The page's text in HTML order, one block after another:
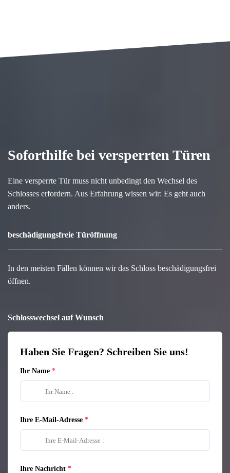
Soforthilfe bei versperrten Türen
Eine versperrte Tür muss nicht unbedingt den Wechsel des
Schlosses erfordern. Aus Erfahrung wissen wir: Es geht auch
anders.
beschädigungsfreie Türöffnung
In den meisten Fällen können wir das Schloss beschädigungsfrei
öffnen.
Schlosswechsel auf Wunsch
Haben Sie Fragen? Schreiben Sie uns!
Ihr Name
Ihre E-Mail-Adresse
Ihre Nachricht